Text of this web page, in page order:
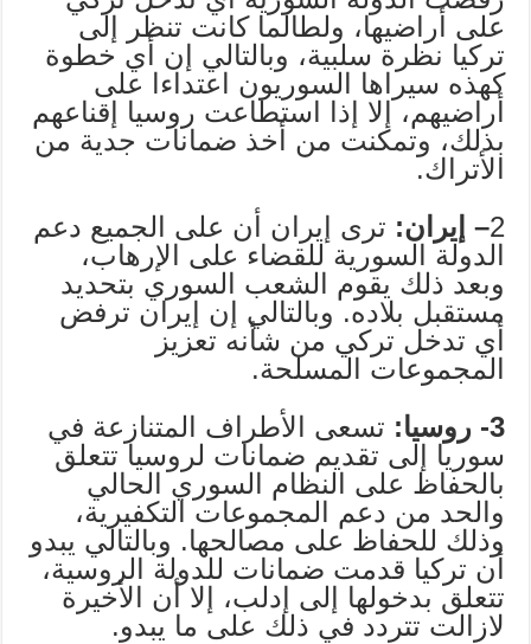
على أراضيها، ولطالما كانت تنظر إلى
تركيا نظرة سلبية، وبالتالي إن أي خطوة
كهذه سيراها السوريون اعتداءا على
أراضيهم، إلا إذا استطاعت روسيا إقناعهم
بذلك، وتمكنت من أخذ ضمانات جدية من
الأتراك.
2– إيران: ترى إيران أن على الجميع دعم
الدولة السورية للقضاء على الإرهاب،
وبعد ذلك يقوم الشعب السوري بتحديد
مستقبل بلاده. وبالتالي إن إيران ترفض
أي تدخل تركي من شأنه تعزيز
المجموعات المسلحة.
3- روسيا:
تسعى الأطراف المتنازعة في
سوريا إلى تقديم ضمانات لروسيا تتعلق
بالحفاظ على النظام السوري الحالي
والحد من دعم المجموعات التكفيرية،
وذلك للحفاظ على مصالحها. وبالتالي يبدو
أن تركيا قدمت ضمانات للدولة الروسية،
تتعلق بدخولها إلى إدلب، إلا أن الأخيرة
لازالت تتردد في ذلك على ما يبدو.